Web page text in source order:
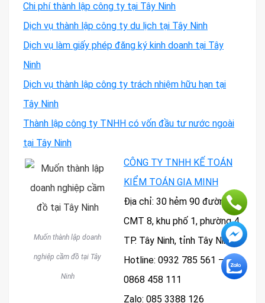
Chi phí thành lập công ty tại Tây Ninh
Dịch vụ thành lập công ty du lịch tại Tây Ninh
Dịch vụ làm giấy phép đăng ký kinh doanh tại Tây
Ninh
Dịch vụ thành lập công ty trách nhiệm hữu hạn tại
Tây Ninh
Thành lập công ty TNHH có vốn đầu tư nước ngoài
tại Tây Ninh
Muốn thành lập doanh
nghiệp cầm đồ tại Tây
Ninh
CÔNG TY TNHH KẾ TOÁN
KIỂM TOÁN GIA MINH
Địa chỉ: 30 hẻm 90 đường
CMT 8, khu phố 1, phường 4,
TP. Tây Ninh, tỉnh Tây Ninh
Hotline: 0932 785 561 –
0868 458 111
Zalo: 085 3388 126